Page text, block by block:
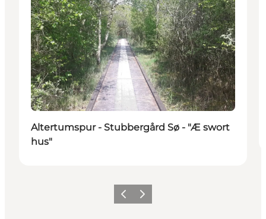
Altertumspur - Stubbergård Sø - "Æ swort
hus"
ZurückWeiter